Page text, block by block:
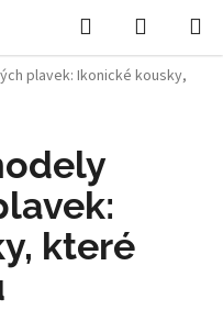
Hledat
KOŠÍK
plavek: Ikonické kousky,
které